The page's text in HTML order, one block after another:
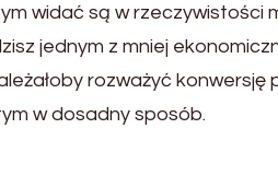
widać są w
jednym z mniej
rozważyć
w dosadny sposób.